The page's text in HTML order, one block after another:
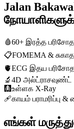
Jalan
🩸60+ இரத்த
📋FOMEMA &
🫀ECG இதய
🔬 4D அல்ட்ராசவுண்ட்
🩻உள்ளக X-Ray
🩹காயம் பராமரிப்பு
எங்கள்